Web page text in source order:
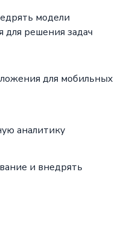
модели
для решения задач
для мобильных
аналитику
и внедрять